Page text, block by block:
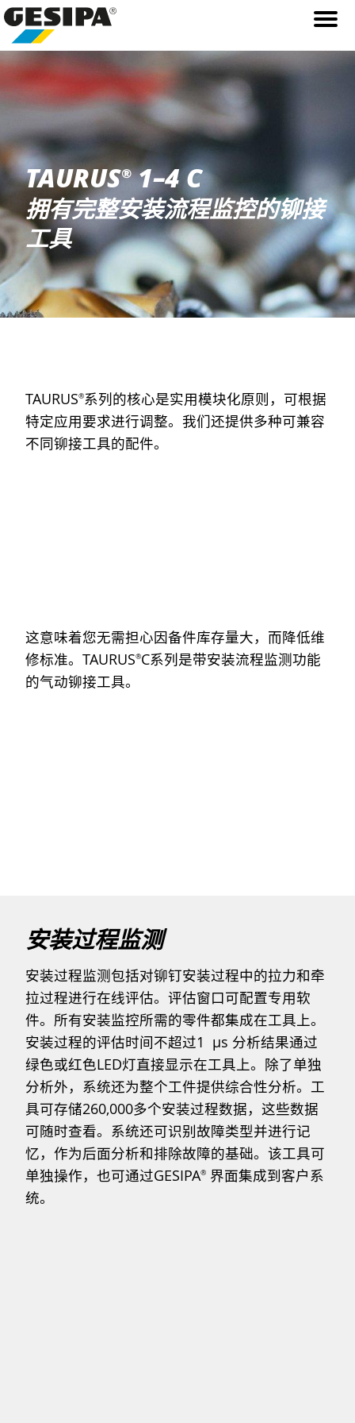
TAURUS®1–4 C
拥有完整安装流程监控的铆接
工具
TAURUS®系列的核心是实用模块化原则，可根据
特定应用要求进行调整。我们还提供多种可兼容
不同铆接工具的配件。
这意味着您无需担心因备件库存量大，而降低维
修标准。TAURUS®C系列是带安装流程监测功能
的气动铆接工具。
安装过程监测
安装过程监测包括对铆钉安装过程中的拉力和牵
拉过程进行在线评估。评估窗口可配置专用软
件。所有安装监控所需的零件都集成在工具上。
安装过程的评估时间不超过1 µs 分析结果通过
绿色或红色LED灯直接显示在工具上。除了单独
分析外，系统还为整个工件提供综合性分析。工
具可存储260,000多个安装过程数据，这些数据
可随时查看。系统还可识别故障类型并进行记
忆，作为后面分析和排除故障的基础。该工具可
单独操作，也可通过GESIPA® 界面集成到客户系
统。